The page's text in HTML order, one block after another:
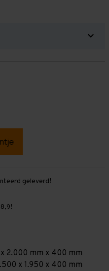
geleverd!
2.000 mm x 400 mm
x 1.950 x 400 mm